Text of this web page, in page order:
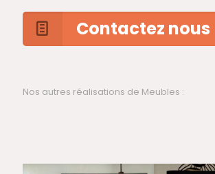
Contactez nous
Nos autres réalisations de Meubles :